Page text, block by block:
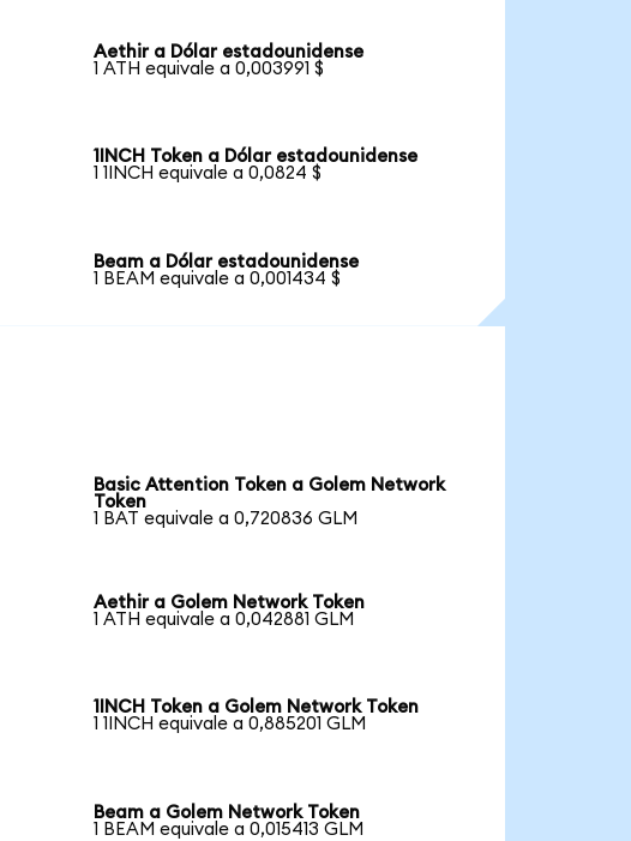
Aethir a Dólar estadounidense
1 ATH equivale a 0,003991 $
1INCH Token a Dólar estadounidense
1 1INCH equivale a 0,0824 $
Beam a Dólar estadounidense
1 BEAM equivale a 0,001434 $
Basic Attention Token a Golem Network
Token
1 BAT equivale a 0,720836 GLM
Aethir a Golem Network Token
1 ATH equivale a 0,042881 GLM
1INCH Token a Golem Network Token
1 1INCH equivale a 0,885201 GLM
Beam a Golem Network Token
1 BEAM equivale a 0,015413 GLM